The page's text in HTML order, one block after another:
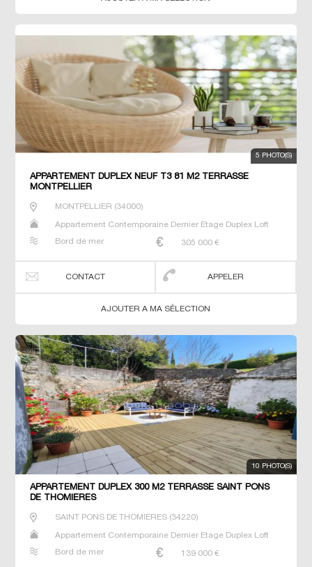
5 PHOTO(S)
APPARTEMENT DUPLEX NEUF T3 81 M2 TERRASSE
MONTPELLIER
MONTPELLIER (34000)
Appartement Contemporaine Dernier Etage Duplex Loft
Bord de mer
305 000 €
CONTACT APPELER
AJOUTER A MA SÉLECTION
10 PHOTO(S)
APPARTEMENT DUPLEX 300 M2 TERRASSE SAINT PONS
DE THOMIERES
SAINT PONS DE THOMIERES(34220)
Appartement Contemporaine Dernier Etage Duplex Loft
Bord de mer
139 000 €